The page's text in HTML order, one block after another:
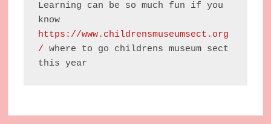
Learning can be so much fun if you
https://www.childrensmuseumsect.org
/ where to go childrens museum sect
this year